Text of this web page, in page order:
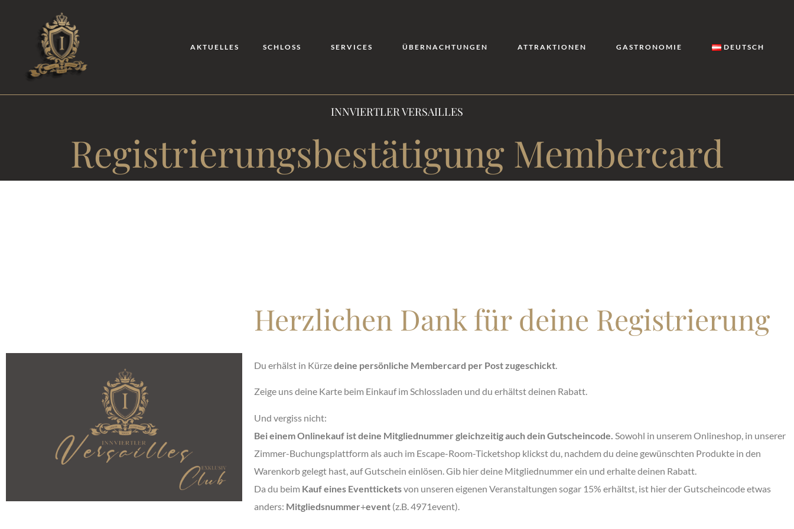
AKTUELLES SCHLOSS SERVICES ÜBERNACHTUNGEN ATTRAKTIONEN GASTRONOMIE DEUTSCH
INNVIERTLER VERSAILLES
Registrierungsbestätigung Membercard
Herzlichen Dank für deine Registrierung
Du erhälst in Kürzedeine persönliche Membercard per Post zugeschickt.
Zeige uns deine Karte beim Einkauf im Schlossladen und du erhältst deinen Rabatt.
Und vergiss nicht:
Bei einem Onlinekauf ist deine Mitgliednummer gleichzeitig auch dein Gutscheincode. Sowohl in unserem Onlineshop, in unserer
Zimmer-Buchungsplattform als auch im Escape-Room-Ticketshop klickst du, nachdem du deine gewünschten Produkte in den
Warenkorb gelegt hast, auf Gutschein einlösen. Gib hier deine Mitgliednummer ein und erhalte deinen Rabatt.
Da du beim Kauf eines Eventticketsvon unseren eigenen Veranstaltungen sogar 15% erhältst, ist hier der Gutscheincode etwas
anders: Mitgliedsnummer+event(z.B. 4971event).